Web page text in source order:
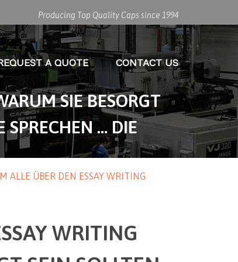
Producing Top Quality Caps since 1994
A QUOTE CONTACT US
SIE BESORGT
SPRECHEN … DIE
ALLE ÜBER DEN ESSAY WRITING
WRITING